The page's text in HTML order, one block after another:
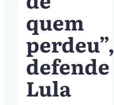
quem
perdeu”,
defende
Lula